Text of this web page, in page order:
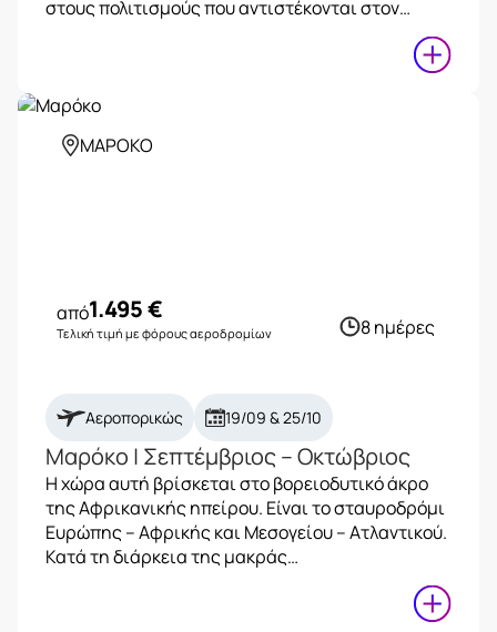
στους πολιτισμούς που αντιστέκονται στον…
ΜΑΡΟΚΟ
8 ημέρες
από1.495€
Τελική τιμή με φόρους αεροδρομίων
Αεροπορικώς 19/09 & 25/10
Μαρόκο | Σεπτέμβριος – Οκτώβριος
Η χώρα αυτή βρίσκεται στο βορειοδυτικό άκρο
της Αφρικανικής ηπείρου. Είναι το σταυροδρόμι
Ευρώπης – Αφρικής και Μεσογείου – Ατλαντικού.
Κατά τη διάρκεια της μακράς…